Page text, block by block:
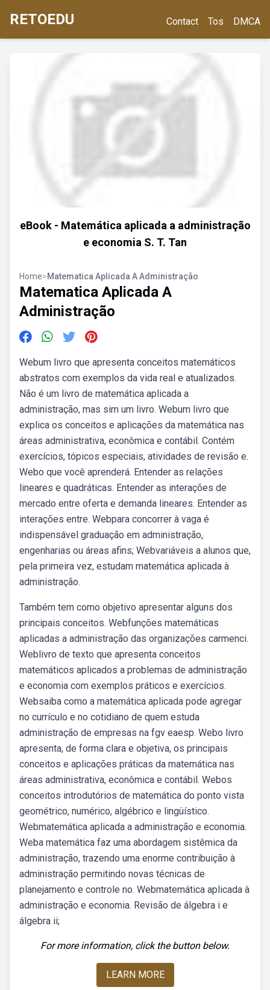
RETOEDU Contact Tos DMCA
eBook - Matemática aplicada a administração
e economia S. T. Tan
Home>Matematica Aplicada A Administração
Matematica Aplicada A
Administração
Webum livro que apresenta conceitos matemáticos
abstratos com exemplos da vida real e atualizados.
Não é um livro de matemática aplicada a
administração, mas sim um livro. Webum livro que
explica os conceitos e aplicações da matemática nas
áreas administrativa, econômica e contábil. Contém
exercícios, tópicos especiais, atividades de revisão e.
Webo que você aprenderá. Entender as relações
lineares e quadráticas. Entender as interações de
mercado entre oferta e demanda lineares. Entender as
interações entre. Webpara concorrer à vaga é
indispensável graduação em administração,
engenharias ou áreas afins; Webvariáveis a alunos que,
pela primeira vez, estudam matemática aplicada à
administração.
Também tem como objetivo apresentar alguns dos
principais conceitos. Webfunções matemáticas
aplicadas a administração das organizações carmenci.
Weblivro de texto que apresenta conceitos
matemáticos aplicados a problemas de administração
e economia com exemplos práticos e exercícios.
Websaiba como a matemática aplicada pode agregar
no currículo e no cotidiano de quem estuda
administração de empresas na fgv eaesp. Webo livro
apresenta, de forma clara e objetiva, os principais
conceitos e aplicações práticas da matemática nas
áreas administrativa, econômica e contábil. Webos
conceitos introdutórios de matemática do ponto vista
geométrico, numérico, algébrico e lingüístico.
Webmatemática aplicada a administração e economia.
Weba matemática faz uma abordagem sistêmica da
administração, trazendo uma enorme contribuição à
administração permitindo novas técnicas de
planejamento e controle no. Webmatemática aplicada à
administração e economia. Revisão de álgebra i e
álgebra ii;
For more information, click the button below.
LEARN MORE